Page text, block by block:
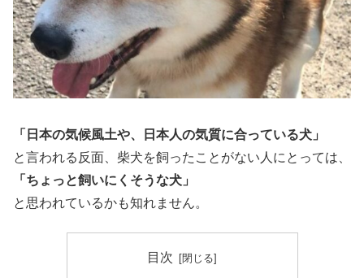
「日本の気候風土や、日本人の気質に合っている犬」
と言われる反面、柴犬を飼ったことがない人にとっては、
「ちょっと飼いにくそうな犬」
と思われているかも知れません。
目次